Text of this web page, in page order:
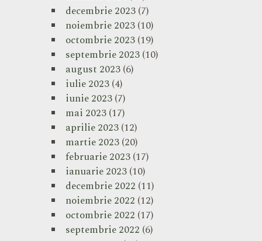
decembrie 2023(7)
noiembrie 2023(10)
octombrie 2023(19)
septembrie 2023(10)
august 2023(6)
iulie 2023(4)
iunie 2023(7)
mai 2023(17)
aprilie 2023(12)
martie 2023(20)
februarie 2023(17)
ianuarie 2023(10)
decembrie 2022 (11)
noiembrie 2022 (12)
octombrie 2022 (17)
septembrie 2022 (6)